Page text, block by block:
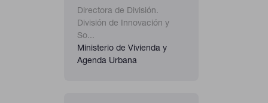
Directora de División.
División de Innovación y
So...
Ministerio de Vivienda y
Agenda Urbana